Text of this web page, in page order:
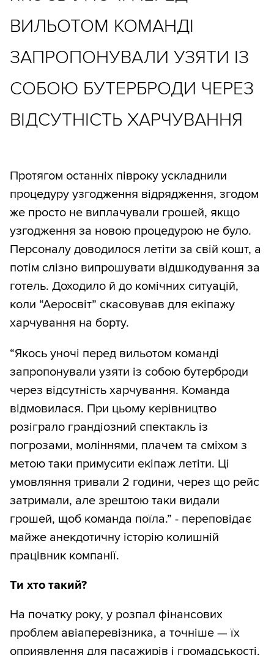
ВИЛЬОТОМ КОМАНДІ
ЗАПРОПОНУВАЛИ УЗЯТИ ІЗ
СОБОЮ БУТЕРБРОДИ ЧЕРЕЗ
ВІДСУТНІСТЬ ХАРЧУВАННЯ
Протягом останніх півроку ускладнили
процедуру узгодження відрядження, згодом
же просто не виплачували грошей, якщо
узгодження за новою процедурою не було.
Персоналу доводилося летіти за свій кошт, а
потім слізно випрошувати відшкодування за
готель. Доходило й до комічних ситуацій,
коли “Аеросвіт” скасовував для екіпажу
харчування на борту.
“Якось уночі перед вильотом команді
запропонували узяти із собою бутерброди
через відсутність харчування. Команда
відмовилася. При цьому керівництво
розіграло грандіозний спектакль із
погрозами, моліннями, плачем та сміхом з
метою таки примусити екіпаж летіти. Ці
умовляння тривали 2 години, через що рейс
затримали, але зрештою таки видали
грошей, щоб команда поїла.” - переповідає
майже анекдотичну історію колишній
працівник компанії.
Ти хто такий?
На початку року, у розпал фінансових
проблем авіаперевізника, а точніше — їх
оприявлення для пасажирів і громадськості,